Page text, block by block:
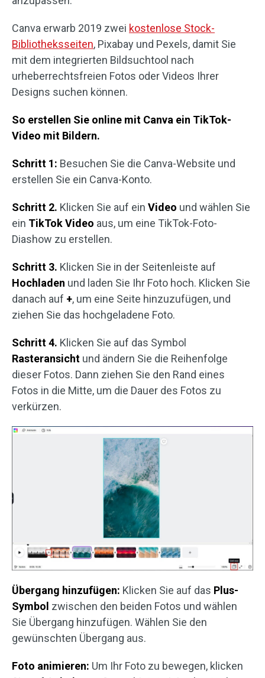
Canva erwarb 2019 zwei kostenlose Stock-
Bibliotheksseiten, Pixabay und Pexels, damit Sie
mit dem integrierten Bildsuchtool nach
urheberrechtsfreien Fotos oder Videos Ihrer
Designs suchen können.
So erstellen Sie online mit Canva ein TikTok-
Video mit Bildern.
Schritt 1: Besuchen Sie die Canva-Website und
erstellen Sie ein Canva-Konto.
Schritt 2. Klicken Sie auf ein Video und wählen Sie
ein TikTok Video aus, um eine TikTok-Foto-
Diashow zu erstellen.
Schritt 3. Klicken Sie in der Seitenleiste auf
Hochladen und laden Sie Ihr Foto hoch. Klicken Sie
danach auf +, um eine Seite hinzuzufügen, und
ziehen Sie das hochgeladene Foto.
Schritt 4. Klicken Sie auf das Symbol
Rasteransicht und ändern Sie die Reihenfolge
dieser Fotos. Dann ziehen Sie den Rand eines
Fotos in die Mitte, um die Dauer des Fotos zu
verkürzen.
Übergang hinzufügen: Klicken Sie auf das Plus-
Symbol zwischen den beiden Fotos und wählen
Sie Übergang hinzufügen. Wählen Sie den
gewünschten Übergang aus.
Foto animieren: Um Ihr Foto zu bewegen, klicken